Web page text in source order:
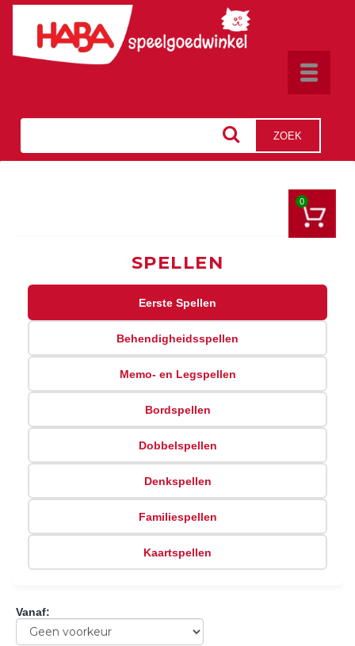
Toggle
ZOEK
0
SPELLEN
Eerste Spellen
Behendigheidsspellen
Memo- en Legspellen
Bordspellen
Dobbelspellen
Denkspellen
Familiespellen
Kaartspellen
Vanaf: